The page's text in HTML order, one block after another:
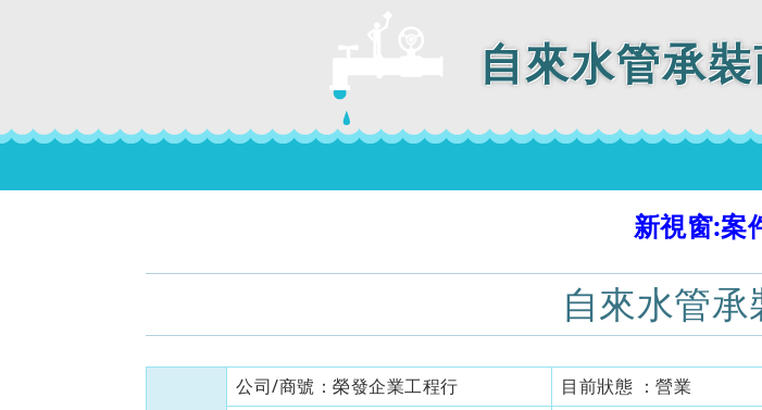
自來水管承
新視窗:案
自來水管
公司/商號：榮發企業工程行 目前狀態 ：營業